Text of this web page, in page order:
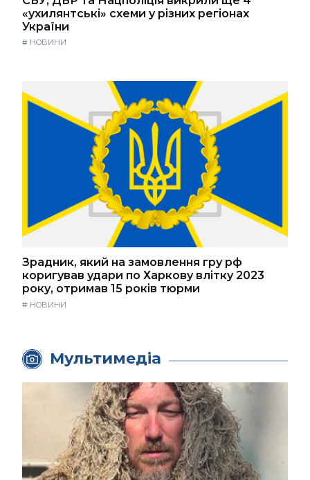
«ухилянтські» схеми у різних регіонах
України
# НОВИНИ
Зрадник, який на замовлення гру рф
коригував удари по Харкову влітку 2023
року, отримав 15 років тюрми
# НОВИНИ
Мультимедіа